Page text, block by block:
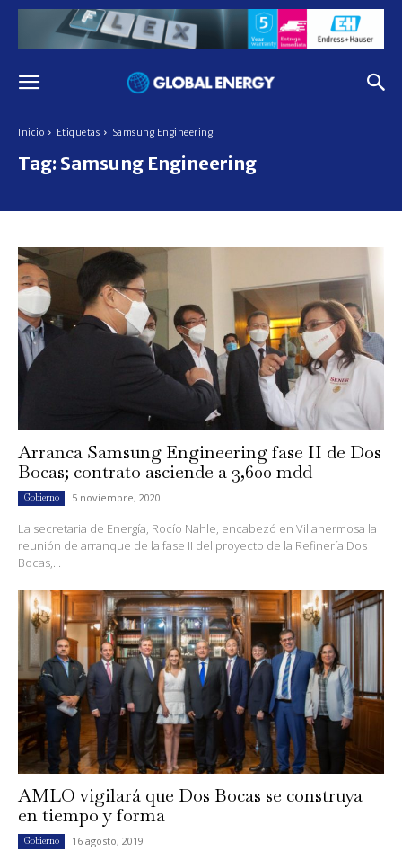
Inicio Etiquetas Samsung Engineering
Tag: Samsung Engineering
Arranca Samsung Engineering fase II de Dos
Bocas; contrato asciende a 3,600 mdd
Gobierno 5 noviembre, 2020
La secretaria de Energía, Rocío Nahle, encabezó en Villahermosa la
reunión de arranque de la fase II del proyecto de la Refinería Dos
Bocas,...
AMLO vigilará que Dos Bocas se construya
en tiempo y forma
Gobierno 16 agosto, 2019